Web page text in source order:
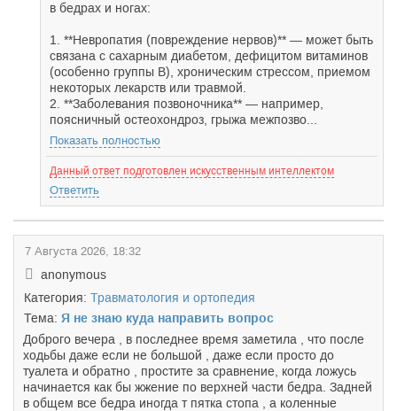
в бедрах и ногах:
1. **Невропатия (повреждение нервов)** — может быть
связана с сахарным диабетом, дефицитом витаминов
(особенно группы B), хроническим стрессом, приемом
некоторых лекарств или травмой.
2. **Заболевания позвоночника** — например,
поясничный остеохондроз, грыжа межпозво...
Показать полностью
Данный ответ подготовлен искусственным интеллектом
Ответить
7 Августа 2026, 18:32
anonymous
Категория: Травматология и ортопедия
Тема: Я не знаю куда направить вопрос
Доброго вечера , в последнее время заметила , что после
ходьбы даже если не большой , даже если просто до
туалета и обратно , простите за сравнение, когда ложусь
начинается как бы жжение по верхней части бедра. Задней
в общем все бедра иногда т пятка стопа , а коленные